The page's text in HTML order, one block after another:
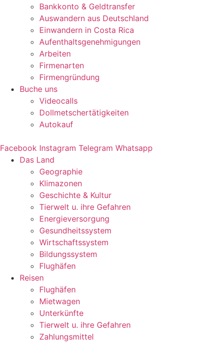
Bankkonto & Geldtransfer
Auswandern aus Deutschland
Einwandern in Costa Rica
Aufenthaltsgenehmigungen
Arbeiten
Firmenarten
Firmengründung
Buche uns
Videocalls
Dollmetschertätigkeiten
Autokauf
Facebook Instagram Telegram Whatsapp
Das Land
Geographie
Klimazonen
Geschichte & Kultur
Tierwelt u. ihre Gefahren
Energieversorgung
Gesundheitssystem
Wirtschaftssystem
Bildungssystem
Flughäfen
Reisen
Flughäfen
Mietwagen
Unterkünfte
Tierwelt u. ihre Gefahren
Zahlungsmittel